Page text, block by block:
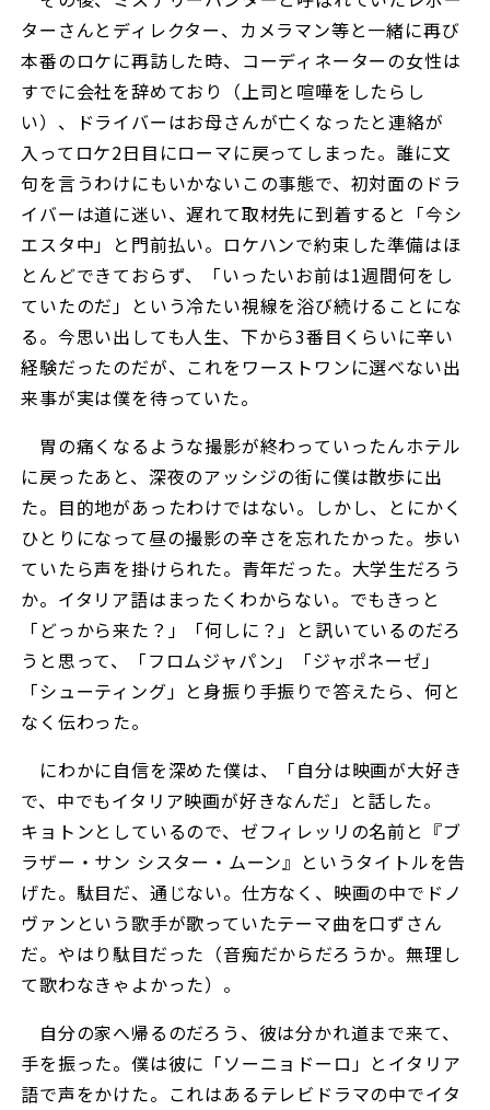
ターさんとディレクター、カメラマン等と一緒に再び
本番のロケに再訪した時、コーディネーターの女性は
すでに会社を辞めており（上司と喧嘩をしたらし
い）、ドライバーはお母さんが亡くなったと連絡が
入ってロケ2日目にローマに戻ってしまった。誰に文
句を言うわけにもいかないこの事態で、初対面のドラ
イバーは道に迷い、遅れて取材先に到着すると「今シ
エスタ中」と門前払い。ロケハンで約束した準備はほ
とんどできておらず、「いったいお前は1週間何をし
ていたのだ」という冷たい視線を浴び続けることにな
る。今思い出しても人生、下から3番目くらいに辛い
経験だったのだが、これをワーストワンに選べない出
来事が実は僕を待っていた。
胃の痛くなるような撮影が終わっていったんホテル
に戻ったあと、深夜のアッシジの街に僕は散歩に出
た。目的地があったわけではない。しかし、とにかく
ひとりになって昼の撮影の辛さを忘れたかった。歩い
ていたら声を掛けられた。青年だった。大学生だろう
か。イタリア語はまったくわからない。でもきっと
「どっから来た？」「何しに？」と訊いているのだろ
うと思って、「フロムジャパン」「ジャポネーゼ」
「シューティング」と身振り手振りで答えたら、何と
なく伝わった。
にわかに自信を深めた僕は、「自分は映画が大好き
で、中でもイタリア映画が好きなんだ」と話した。
キョトンとしているので、ゼフィレッリの名前と『ブ
ラザー・サン シスター・ムーン』というタイトルを告
げた。駄目だ、通じない。仕方なく、映画の中でドノ
ヴァンという歌手が歌っていたテーマ曲を口ずさん
だ。やはり駄目だった（音痴だからだろうか。無理し
て歌わなきゃよかった）。
自分の家へ帰るのだろう、彼は分かれ道まで来て、
手を振った。僕は彼に「ソーニョドーロ」とイタリア
語で声をかけた。これはあるテレビドラマの中でイタ